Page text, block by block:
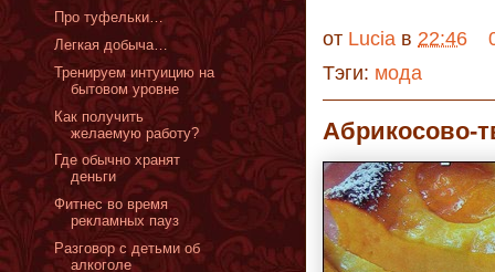
от Lucia в 22:46
Тэги: мода
Абрикосово-
Про туфельки…
Легкая добыча…
Тренируем интуицию на
бытовом уровне
Как получить
желаемую работу?
Где обычно хранят
деньги
Фитнес во время
рекламных пауз
Разговор с детьми об
алкоголе